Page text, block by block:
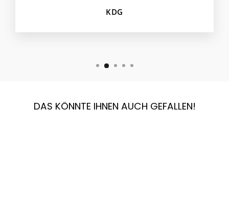
KDG
DAS KÖNNTE IHNEN AUCH GEFALLEN!